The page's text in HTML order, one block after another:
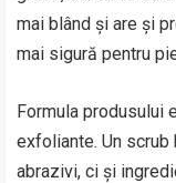
mai blând și are și
mai sigură pentru
Formula produsului
exfoliante. Un scrub
abrazivi, ci și